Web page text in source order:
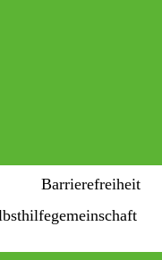
Barrierefreiheit